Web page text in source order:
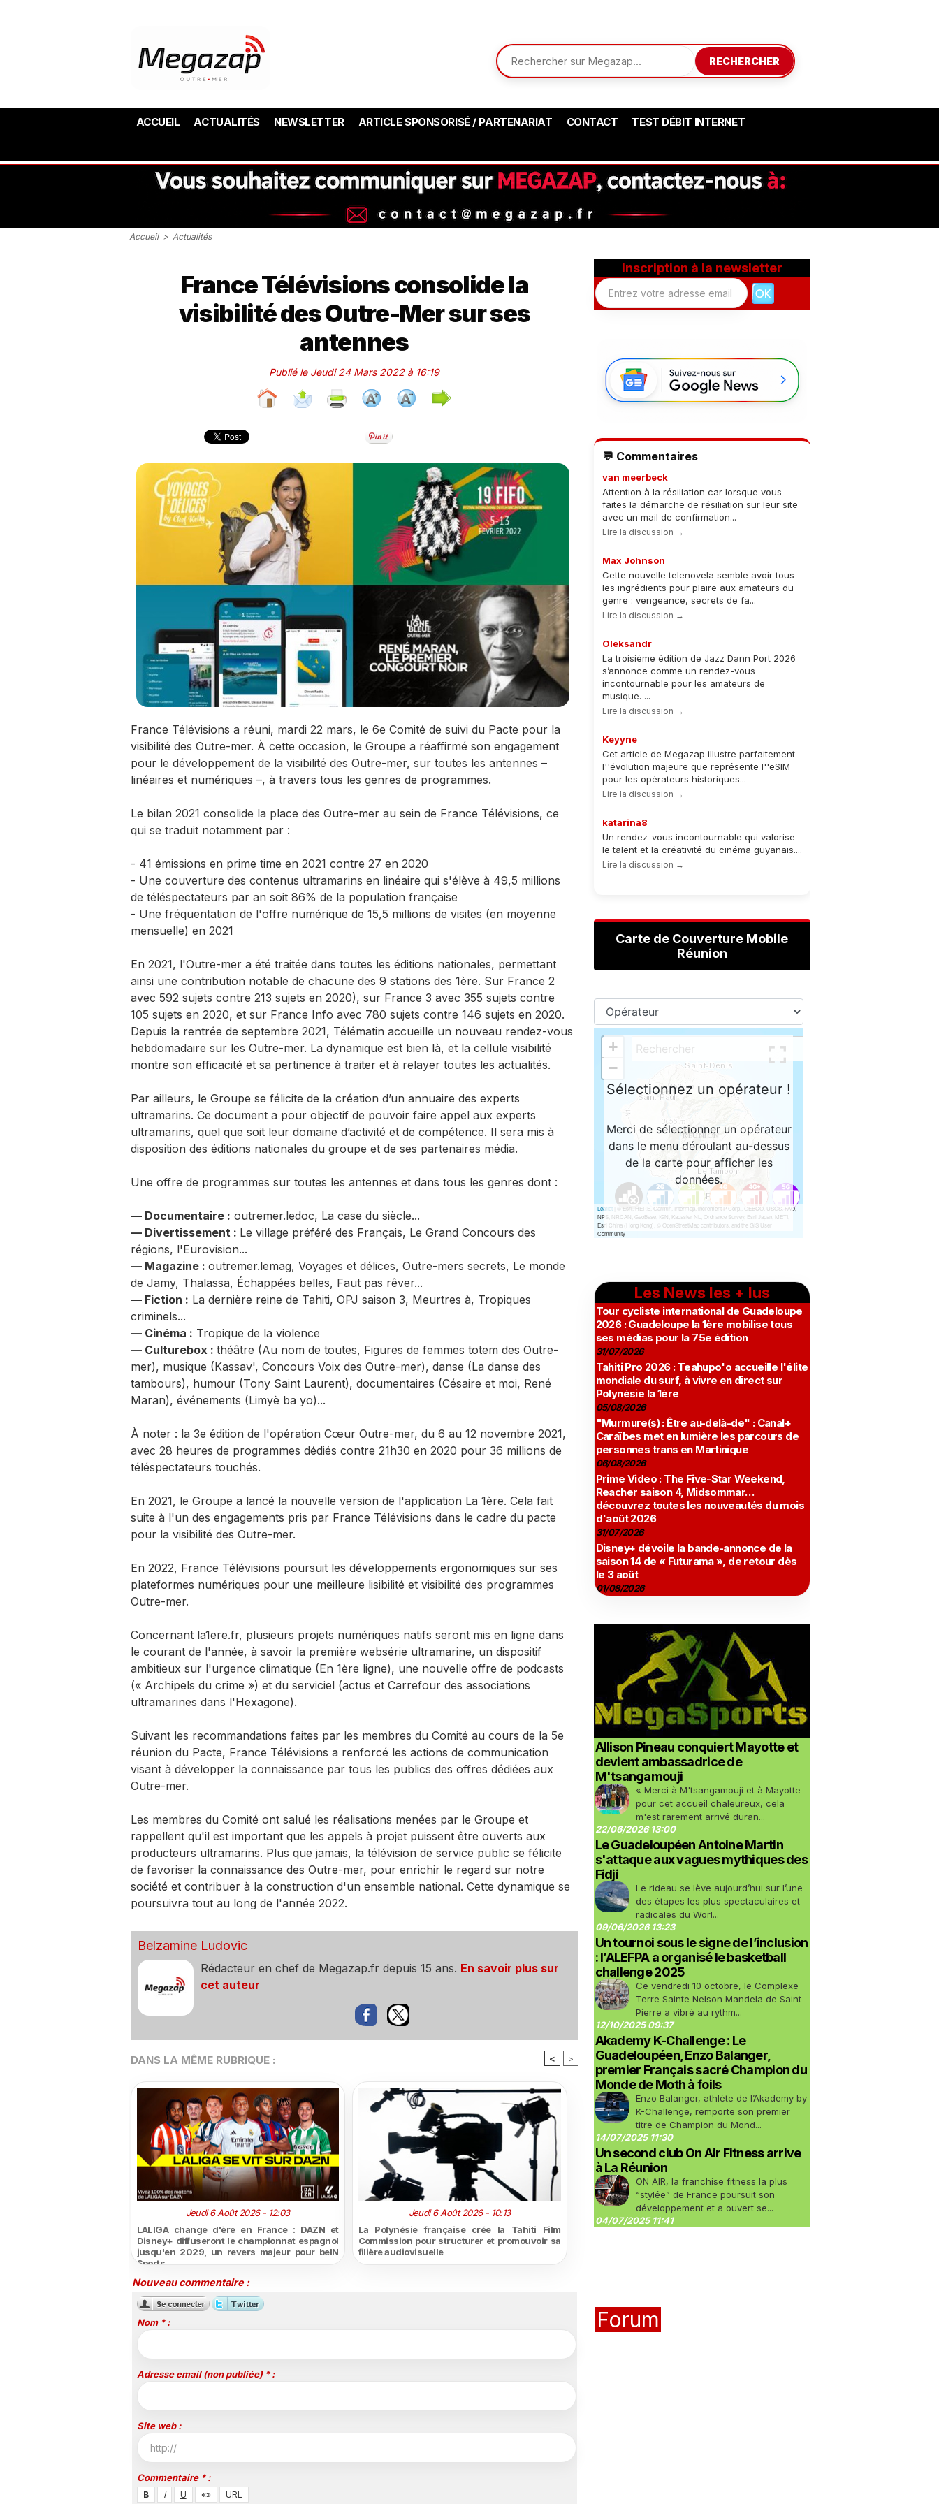
RECHERCHER
ACCUEIL ACTUALITÉS NEWSLETTER ARTICLE SPONSORISÉ / PARTENARIAT CONTACT TEST DÉBIT INTERNET
Accueil > Actualités
France Télévisions consolide la
visibilité des Outre-Mer sur ses
antennes
Publié le Jeudi 24 Mars 2022 à 16:19
France Télévisions a réuni, mardi 22 mars, le 6e Comité de suivi du Pacte pour la
visibilité des Outre-mer. À cette occasion, le Groupe a réaffirmé son engagement
pour le développement de la visibilité des Outre-mer, sur toutes les antennes –
linéaires et numériques –, à travers tous les genres de programmes.
Le bilan 2021 consolide la place des Outre-mer au sein de France Télévisions, ce
qui se traduit notamment par :
- 41 émissions en prime time en 2021 contre 27 en 2020
- Une couverture des contenus ultramarins en linéaire qui s'élève à 49,5 millions
de téléspectateurs par an soit 86% de la population française
- Une fréquentation de l'offre numérique de 15,5 millions de visites (en moyenne
mensuelle) en 2021
En 2021, l'Outre-mer a été traitée dans toutes les éditions nationales, permettant
ainsi une contribution notable de chacune des 9 stations des 1ère. Sur France 2
avec 592 sujets contre 213 sujets en 2020), sur France 3 avec 355 sujets contre
105 sujets en 2020, et sur France Info avec 780 sujets contre 146 sujets en 2020.
Depuis la rentrée de septembre 2021, Télématin accueille un nouveau rendez-vous
hebdomadaire sur les Outre-mer. La dynamique est bien là, et la cellule visibilité
montre son efficacité et sa pertinence à traiter et à relayer toutes les actualités.
Par ailleurs, le Groupe se félicite de la création d’un annuaire des experts
ultramarins. Ce document a pour objectif de pouvoir faire appel aux experts
ultramarins, quel que soit leur domaine d’activité et de compétence. Il sera mis à
disposition des éditions nationales du groupe et de ses partenaires média.
Une offre de programmes sur toutes les antennes et dans tous les genres dont :
— Documentaire : outremer.ledoc, La case du siècle...
— Divertissement : Le village préféré des Français, Le Grand Concours des
régions, l'Eurovision...
— Magazine : outremer.lemag, Voyages et délices, Outre-mers secrets, Le monde
de Jamy, Thalassa, Échappées belles, Faut pas rêver...
— Fiction : La dernière reine de Tahiti, OPJ saison 3, Meurtres à, Tropiques
criminels...
— Cinéma : Tropique de la violence
— Culturebox : théâtre (Au nom de toutes, Figures de femmes totem des Outre-
mer), musique (Kassav', Concours Voix des Outre-mer), danse (La danse des
tambours), humour (Tony Saint Laurent), documentaires (Césaire et moi, René
Maran), événements (Limyè ba yo)...
À noter : la 3e édition de l'opération Cœur Outre-mer, du 6 au 12 novembre 2021,
avec 28 heures de programmes dédiés contre 21h30 en 2020 pour 36 millions de
téléspectateurs touchés.
En 2021, le Groupe a lancé la nouvelle version de l'application La 1ère. Cela fait
suite à l'un des engagements pris par France Télévisions dans le cadre du pacte
pour la visibilité des Outre-mer.
En 2022, France Télévisions poursuit les développements ergonomiques sur ses
plateformes numériques pour une meilleure lisibilité et visibilité des programmes
Outre-mer.
Concernant la1ere.fr, plusieurs projets numériques natifs seront mis en ligne dans
le courant de l'année, à savoir la première websérie ultramarine, un dispositif
ambitieux sur l'urgence climatique (En 1ère ligne), une nouvelle offre de podcasts
(« Archipels du crime ») et du serviciel (actus et Carrefour des associations
ultramarines dans l'Hexagone).
Suivant les recommandations faites par les membres du Comité au cours de la 5e
réunion du Pacte, France Télévisions a renforcé les actions de communication
visant à développer la connaissance par tous les publics des offres dédiées aux
Outre-mer.
Les membres du Comité ont salué les réalisations menées par le Groupe et
rappellent qu'il est important que les appels à projet puissent être ouverts aux
producteurs ultramarins. Plus que jamais, la télévision de service public se félicite
de favoriser la connaissance des Outre-mer, pour enrichir le regard sur notre
société et contribuer à la construction d'un ensemble national. Cette dynamique se
poursuivra tout au long de l'année 2022.
Belzamine Ludovic
Rédacteur en chef de Megazap.fr depuis 15 ans. En savoir plus sur
cet auteur
DANS LA MÊME RUBRIQUE : < >
Jeudi 6 Août 2026 - 12:03
LALIGA change d'ère en France : DAZN et
Disney+ diffuseront le championnat espagnol
jusqu'en 2029, un revers majeur pour beIN
Sports
Jeudi 6 Août 2026 - 10:13
La Polynésie française crée la Tahiti Film
Commission pour structurer et promouvoir sa
filière audiovisuelle
Nouveau commentaire :
Nom * :
Adresse email (non publiée) * :
Site web :
Commentaire * :
Inscription à la newsletter
💬 Commentaires
van meerbeck
Attention à la résiliation car lorsque vous
faites la démarche de résiliation sur leur site
avec un mail de confirmation...
Lire la discussion →
Max Johnson
Cette nouvelle telenovela semble avoir tous
les ingrédients pour plaire aux amateurs du
genre : vengeance, secrets de fa...
Lire la discussion →
Oleksandr
La troisième édition de Jazz Dann Port 2026
s’annonce comme un rendez-vous
incontournable pour les amateurs de
musique. ...
Lire la discussion →
Keyyne
Cet article de Megazap illustre parfaitement
l''évolution majeure que représente l''eSIM
pour les opérateurs historiques...
Lire la discussion →
katarina8
Un rendez-vous incontournable qui valorise
le talent et la créativité du cinéma guyanais....
Lire la discussion →
Carte de Couverture Mobile
Réunion
Les News les + lus
Tour cycliste international de Guadeloupe
2026 : Guadeloupe la 1ère mobilise tous
ses médias pour la 75e édition
31/07/2026
Tahiti Pro 2026 : Teahupo'o accueille l'élite
mondiale du surf, à vivre en direct sur
Polynésie la 1ère
05/08/2026
"Murmure(s) : Être au-delà-de" : Canal+
Caraïbes met en lumière les parcours de
personnes trans en Martinique
06/08/2026
Prime Video : The Five-Star Weekend,
Reacher saison 4, Midsommar…
découvrez toutes les nouveautés du mois
d'août 2026
31/07/2026
Disney+ dévoile la bande-annonce de la
saison 14 de « Futurama », de retour dès
le 3 août
01/08/2026
Allison Pineau conquiert Mayotte et
devient ambassadrice de
M'tsangamouji
« Merci à M'tsangamouji et à Mayotte
pour cet accueil chaleureux, cela
m'est rarement arrivé duran...
22/06/2026 13:00
Le Guadeloupéen Antoine Martin
s'attaque aux vagues mythiques des
Fidji
Le rideau se lève aujourd’hui sur l’une
des étapes les plus spectaculaires et
radicales du Worl...
09/06/2026 13:23
Un tournoi sous le signe de l’inclusion
: l’ALEFPA a organisé le basketball
challenge 2025
Ce vendredi 10 octobre, le Complexe
Terre Sainte Nelson Mandela de Saint-
Pierre a vibré au rythm...
12/10/2025 09:37
Akademy K-Challenge : Le
Guadeloupéen, Enzo Balanger,
premier Français sacré Champion du
Monde de Moth à foils
Enzo Balanger, athlète de l’Akademy by
K-Challenge, remporte son premier
titre de Champion du Mond...
14/07/2025 11:30
Un second club On Air Fitness arrive
à La Réunion
ON AIR, la franchise fitness la plus
“stylée” de France poursuit son
développement et a ouvert se...
04/07/2025 11:41
Forum